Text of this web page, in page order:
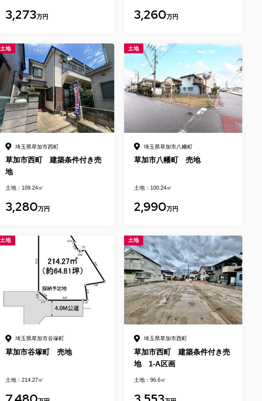
3,273万円 3,260万円
土地
埼玉県草加市西町
草加市西町 建築条件付き売
地
土地：109.24㎡
3,280万円
土地
埼玉県草加市八幡町
草加市八幡町 売地
土地：100.24㎡
2,990万円
土地
埼玉県草加市谷塚町
草加市谷塚町 売地
土地：214.27㎡
土地
埼玉県草加市西町
草加市西町 建築条件付き売
地 1-A区画
土地：96.6㎡